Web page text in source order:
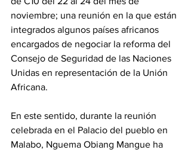
noviembre; una reunión en la que están
integrados algunos países africanos
encargados de negociar la reforma del
Consejo de Seguridad de las Naciones
Unidas en representación de la Unión
Africana.
En este sentido, durante la reunión
celebrada en el Palacio del pueblo en
Malabo, Nguema Obiang Mangue ha